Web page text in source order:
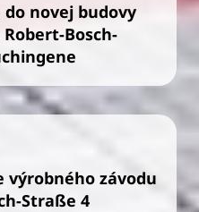
novej budovy
Bosch-
výrobného závodu
Straße 4